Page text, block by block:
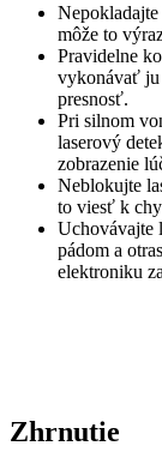
môže to
Pravidelne
vykonávať ju
presnosť.
Pri silnom
laserový
zobrazenie
Neblokujte
to viesť k
Uchovávajte
pádom a
elektroniku
Zhrnutie